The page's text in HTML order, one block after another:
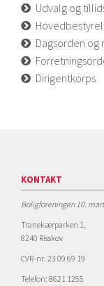
Udvalg og
Dagsorden og
Dirigentkorps
KONTAKT
Boligforeningen 10.
Tranekærparken 1,
8240 Risskov
CVR-nr. 23 09 69 19
Telefon: 8621 1255